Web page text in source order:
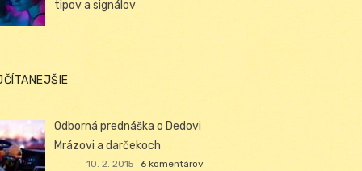
tipov a signálov
Odborná prednáška o Dedovi
Mrázovi a darčekoch
10. 2. 2015 6 komentárov